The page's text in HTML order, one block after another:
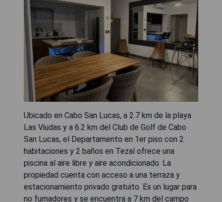
Ubicado en Cabo San Lucas, a 2.7 km de la playa
Las Viudas y a 6.2 km del Club de Golf de Cabo
San Lucas, el Departamento en 1er piso con 2
habitaciones y 2 baños en Tezal ofrece una
piscina al aire libre y aire acondicionado. La
propiedad cuenta con acceso a una terraza y
estacionamiento privado gratuito. Es un lugar para
no fumadores y se encuentra a 7 km del campo